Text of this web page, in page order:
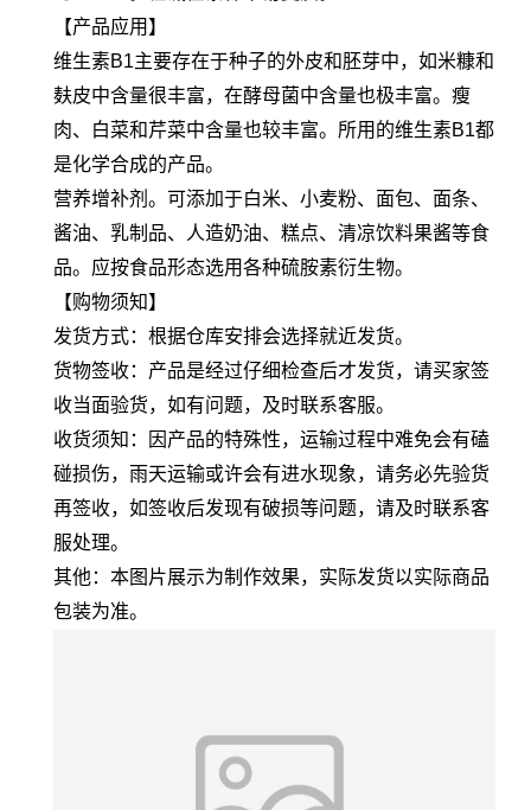
【产品应用】
维生素B1主要存在于种子的外皮和胚芽中，如米糠和
麸皮中含量很丰富，在酵母菌中含量也极丰富。瘦
肉、白菜和芹菜中含量也较丰富。所用的维生素B1都
是化学合成的产品。
营养增补剂。可添加于白米、小麦粉、面包、面条、
酱油、乳制品、人造奶油、糕点、清凉饮料果酱等食
品。应按食品形态选用各种硫胺素衍生物。
【购物须知】
发货方式：根据仓库安排会选择就近发货。
货物签收：产品是经过仔细检查后才发货，请买家签
收当面验货，如有问题，及时联系客服。
收货须知：因产品的特殊性，运输过程中难免会有磕
碰损伤，雨天运输或许会有进水现象，请务必先验货
再签收，如签收后发现有破损等问题，请及时联系客
服处理。
其他：本图片展示为制作效果，实际发货以实际商品
包装为准。